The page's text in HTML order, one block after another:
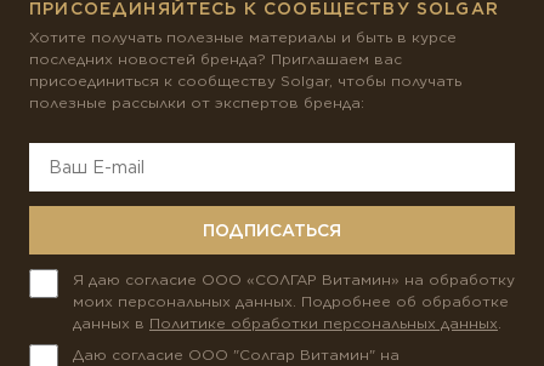
ПРИСОЕДИНЯЙТЕСЬ К СООБЩЕСТВУ SOLGAR
Хотите получать полезные материалы и быть в курсе
последних новостей бренда? Приглашаем вас
присоединиться к сообществу Solgar, чтобы получать
полезные рассылки от экспертов бренда:
ПОДПИСАТЬСЯ
Я даю согласие ООО «СОЛГАР Витамин» на обработку
моих персональных данных. Подробнее об обработке
данных в Политике обработки персональных данных.
Даю согласие ООО "Солгар Витамин" на